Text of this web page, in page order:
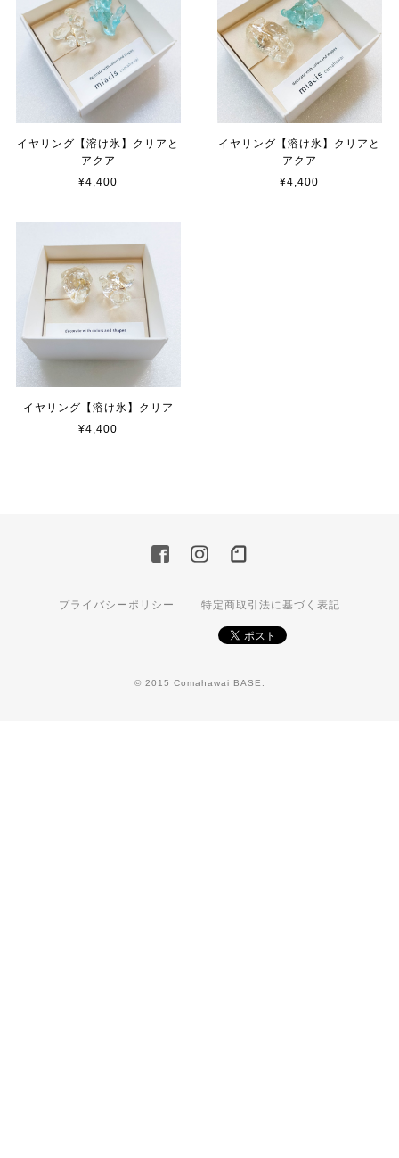
イヤリング【溶け氷】クリアと
アクア
¥4,400
イヤリング【溶け氷】クリアと
アクア
¥4,400
イヤリング【溶け氷】クリア
¥4,400
プライバシーポリシー 特定商取引法に基づく表記
© 2015 Comahawai BASE.